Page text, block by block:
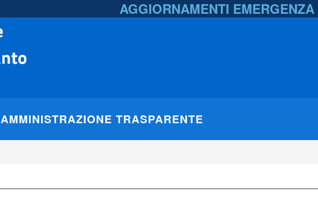
AGGIORNAMENTI EMERGENZA
AMMINISTRAZIONE TRASPARENTE